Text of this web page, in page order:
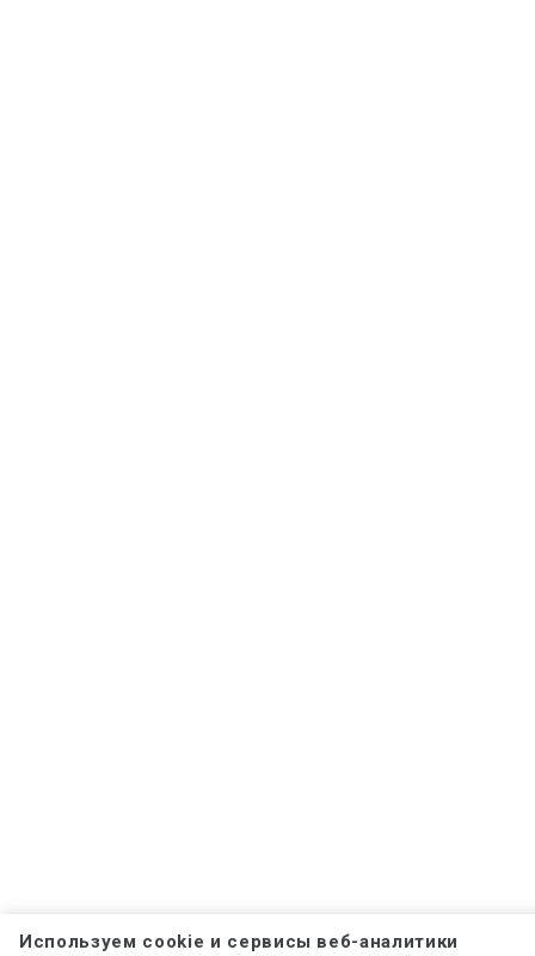
Используем cookie и сервисы веб-аналитики